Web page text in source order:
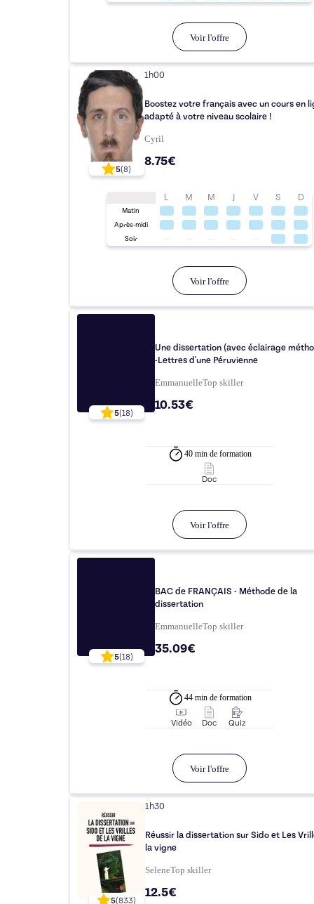
Voir l'offre
5(8)
1h00
Boostez votre français avec un cours en
adapté à votre niveau scolaire !
Cyril
8.75€
L M M J V S D
Matin
Après-midi
Soir
Voir l'offre
5(18)
Une dissertation (avec éclairage
-Lettres d'une Péruvienne
EmmanuelleTop skiller
10.53€
40 minde formation
Doc
Voir l'offre
5(18)
BAC de FRANÇAIS - Méthode de la
dissertation
EmmanuelleTop skiller
35.09€
44 minde formation
Vidéo Doc Quiz
Voir l'offre
5(833)
1h30
Réussir la dissertation sur Sido et Les
la vigne
SeleneTopskiller
12.5€